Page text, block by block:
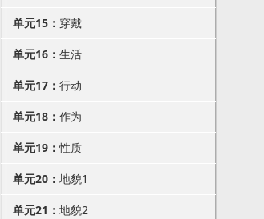
单元15： 穿戴
单元16： 生活
单元17： 行动
单元18： 作为
单元19：性质
单元20： 地貌1
单元21： 地貌2